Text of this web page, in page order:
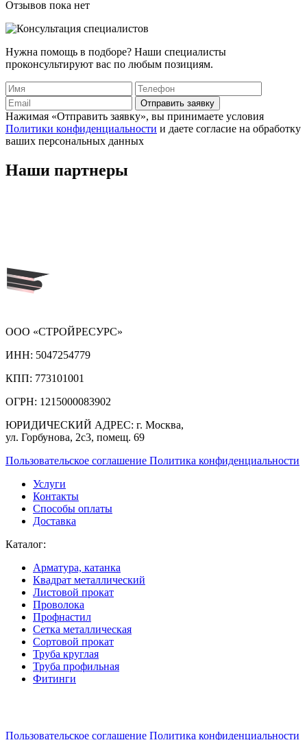
Отзывов пока нет
Нужна помощь в подборе? Наши специалисты
проконсультируют вас по любым позициям.
Отправить заявку
Нажимая «Отправить заявку», вы принимаете условия
Политики конфиденциальности и даете согласие на обработку
ваших персональных данных
Наши партнеры
ООО «СТРОЙРЕСУРС»
ИНН: 5047254779
КПП: 773101001
ОГРН: 1215000083902
ЮРИДИЧЕСКИЙ АДРЕС: г. Москва,
ул. Горбунова, 2с3, помещ. 69
Пользовательское соглашение Политика конфиденциальности
Услуги
Контакты
Способы оплаты
Доставка
Каталог:
Арматура, катанка
Квадрат металлический
Листовой прокат
Проволока
Профнастил
Сетка металлическая
Сортовой прокат
Труба круглая
Труба профильная
Фитинги
Пользовательское соглашение Политика конфиденциальности